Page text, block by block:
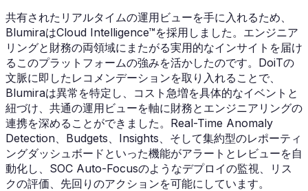
共有されたリアルタイムの運用ビューを手に入れるため、
BlumiraはCloud Intelligence™を採用しました。エンジニア
リングと財務の両領域にまたがる実用的なインサイトを届け
るこのプラットフォームの強みを活かしたのです。DoiTの
文脈に即したレコメンデーションを取り入れることで、
Blumiraは異常を特定し、コスト急増を具体的なイベントと
紐づけ、共通の運用ビューを軸に財務とエンジニアリングの
連携を深めることができました。Real-Time Anomaly
Detection、Budgets、Insights、そして集約型のレポーティ
ングダッシュボードといった機能がアラートとレビューを自
動化し、SOC Auto-Focusのようなデプロイの監視、リス
クの評価、先回りのアクションを可能にしています。